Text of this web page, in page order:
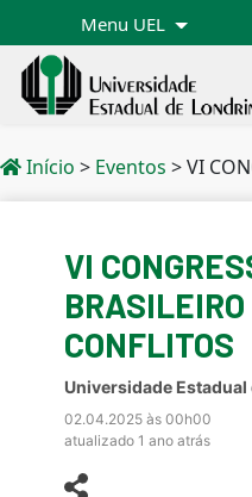
Menu UEL
Início > Eventos >VI
VI
BRASILEIRO
CONFLITOS
Universidade
02.04.2025 às 00h00
atualizado 1 ano atrás